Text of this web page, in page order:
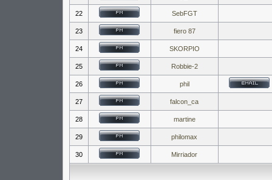
22 SebFGT
23 fiero 87
24 SKORPIO
25 Robbie-2
26 phil
27 falcon_ca
28 martine
29 philomax
30 Mirriador